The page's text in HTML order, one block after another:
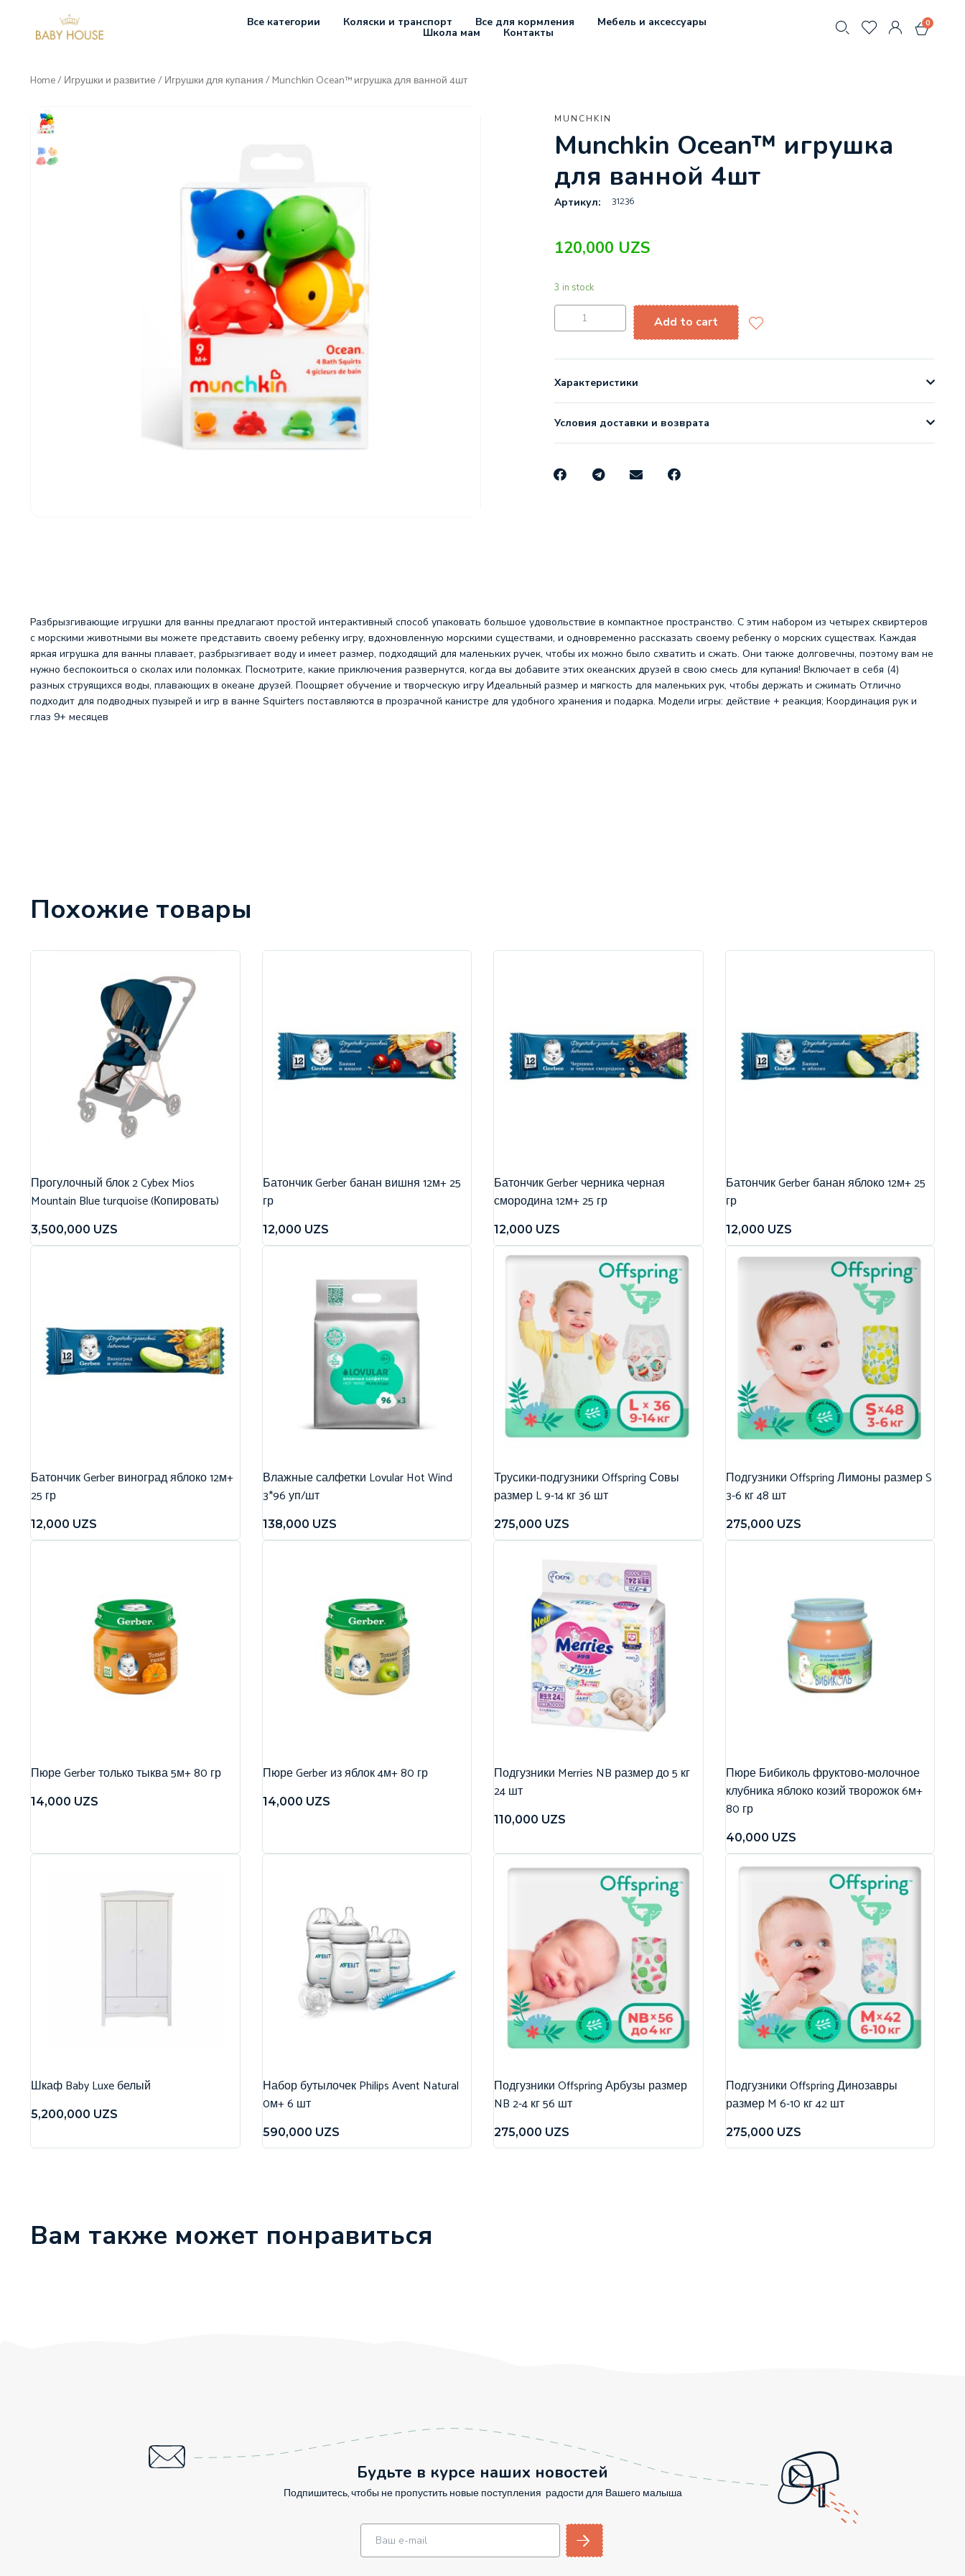
Все категории Коляски и транспорт Все для кормления Мебель и аксессуары
Школа мам Контакты
0
Home/Игрушки и развитие/Игрушки для купания/ Munchkin Ocean™ игрушка для ванной 4шт
MUNCHKIN
Munchkin Ocean™ игрушка
для ванной 4шт
Артикул: 31236
120,000 UZS
3 in stock
Add to cart
Характеристики
Условия доставки и возврата
Разбрызгивающие игрушки для ванны предлагают простой интерактивный способ упаковать большое удовольствие в компактное пространство. С этим набором из четырех сквиртеров
с морскими животными вы можете представить своему ребенку игру, вдохновленную морскими существами, и одновременно рассказать своему ребенку о морских существах. Каждая
яркая игрушка для ванны плавает, разбрызгивает воду и имеет размер, подходящий для маленьких ручек, чтобы их можно было схватить и сжать. Они также долговечны, поэтому вам не
нужно беспокоиться о сколах или поломках. Посмотрите, какие приключения развернутся, когда вы добавите этих океанских друзей в свою смесь для купания! Включает в себя (4)
разных струящихся воды, плавающих в океане друзей. Поощряет обучение и творческую игру Идеальный размер и мягкость для маленьких рук, чтобы держать и сжимать Отлично
подходит для подводных пузырей и игр в ванне Squirters поставляются в прозрачной канистре для удобного хранения и подарка. Модели игры: действие + реакция; Координация рук и
глаз 9+ месяцев
Похожие товары
Прогулочный блок 2 Cybex Mios
Mountain Blue turquoise (Копировать)
3,500,000 UZS
Батончик Gerber банан вишня 12м+ 25
гр
12,000 UZS
Батончик Gerber черника черная
смородина 12м+ 25 гр
12,000 UZS
Батончик Gerber банан яблоко 12м+ 25
гр
12,000 UZS
Батончик Gerber виноград яблоко 12м+
25 гр
12,000 UZS
Влажные салфетки Lovular Hot Wind
3*96 уп/шт
138,000 UZS
Трусики-подгузники Offspring Совы
размер L 9-14 кг 36 шт
275,000 UZS
Подгузники Offspring Лимоны размер S
3-6 кг 48 шт
275,000 UZS
Пюре Gerber только тыква 5м+ 80 гр
14,000 UZS
Пюре Gerber из яблок 4м+ 80 гр
14,000 UZS
Подгузники Merries NB размер до 5 кг
24 шт
110,000 UZS
Пюре Бибиколь фруктово-молочное
клубника яблоко козий творожок 6м+
80 гр
40,000 UZS
Шкаф Baby Luxe белый
5,200,000 UZS
Набор бутылочек Philips Avent Natural
0м+ 6 шт
590,000 UZS
Подгузники Offspring Арбузы размер
NB 2-4 кг 56 шт
275,000 UZS
Подгузники Offspring Динозавры
размер M 6-10 кг 42 шт
275,000 UZS
Вам также может понравиться
Будьте в курсе наших новостей
Подпишитесь, чтобы не пропустить новые поступления радости для Вашего малыша